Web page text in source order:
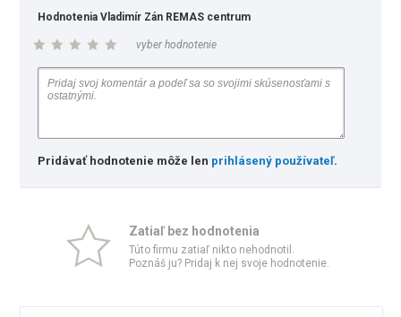
Hodnotenia Vladimír Zán REMAS centrum
vyber hodnotenie
Pridávať hodnotenie môže len prihlásený používateľ.
Zatiaľ bez hodnotenia
Túto firmu zatiaľ nikto nehodnotil.
Poznáš ju? Pridaj k nej svoje hodnotenie.